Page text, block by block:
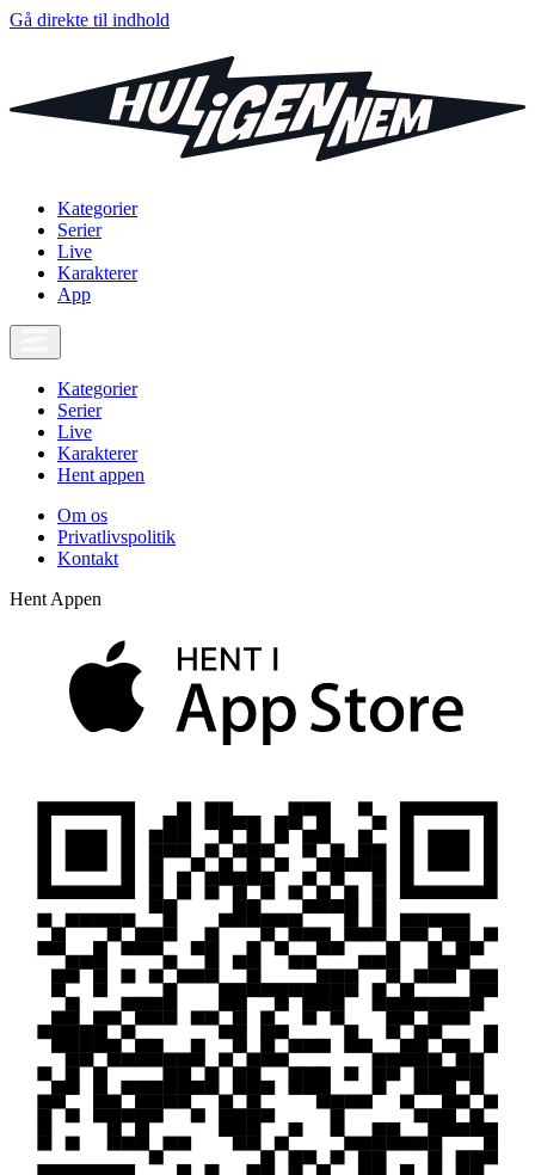
Gå direkte til indhold
Kategorier
Serier
Live
Karakterer
App
Kategorier
Serier
Live
Karakterer
Hent appen
Om os
Privatlivspolitik
Kontakt
Hent Appen